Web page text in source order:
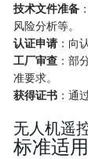
技术文件准备
风险分析等。
认证申请：向
工厂审查 ：部
准要求。
获得证书 ：通
无人机遥
标准适